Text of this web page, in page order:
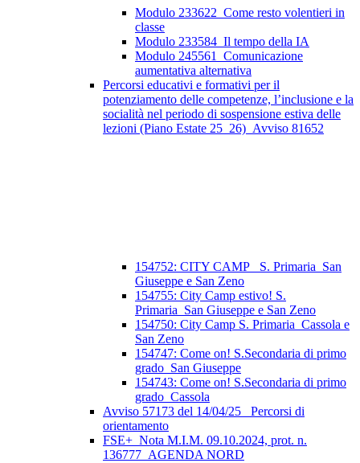
Modulo 233622_Come resto volentieri in
classe
Modulo 233584_Il tempo della IA
Modulo 245561_Comunicazione
aumentativa alternativa
Percorsi educativi e formativi per il
potenziamento delle competenze, l’inclusione e la
socialità nel periodo di sospensione estiva delle
lezioni (Piano Estate 25_26)_Avviso 81652
154752: CITY CAMP_ S. Primaria_San
Giuseppe e San Zeno
154755: City Camp estivo! S.
Primaria_San Giuseppe e San Zeno
154750: City Camp S. Primaria_Cassola e
San Zeno
154747: Come on! S.Secondaria di primo
grado_San Giuseppe
154743: Come on! S.Secondaria di primo
grado_Cassola
Avviso 57173 del 14/04/25_ Percorsi di
orientamento
FSE+_Nota M.I.M. 09.10.2024, prot. n.
136777_AGENDA NORD